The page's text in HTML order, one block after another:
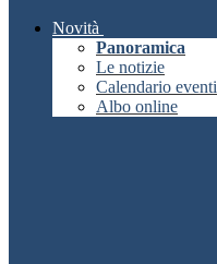
Novità
Panoramica
Le notizie
Calendario eventi
Albo online